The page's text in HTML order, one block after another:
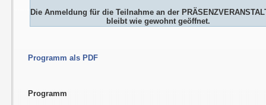
Die Anmeldung für die Teilnahme an der
bleibt wie gewohnt geöffnet.
Programm als PDF
Programm